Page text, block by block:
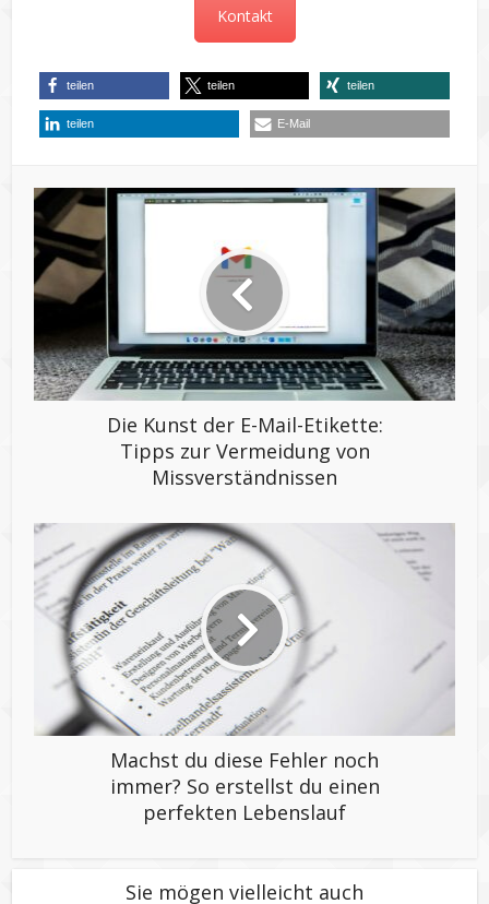
Kontakt
teilen teilen teilen
teilen E-Mail
Die Kunst der E-Mail-Etikette:
Tipps zur Vermeidung von
Missverständnissen
Machst du diese Fehler noch
immer? So erstellst du einen
perfekten Lebenslauf
Sie mögen vielleicht auch